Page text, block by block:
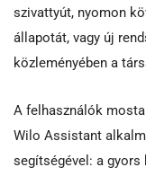
szivattyút, nyomon
állapotát, vagy új
közleményében a
A felhasználók
Wilo Assistant
segítségével: a gyors